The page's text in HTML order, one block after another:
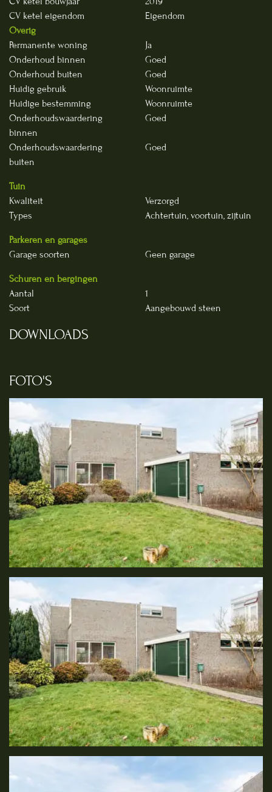
CV ketel eigendom
Eigendom
Overig
Permanente woning
Ja
Onderhoud binnen
Goed
Onderhoud buiten
Goed
Huidig gebruik
Woonruimte
Huidige bestemming
Woonruimte
Onderhoudswaardering
binnen
Goed
Onderhoudswaardering
buiten
Goed
Tuin
Kwaliteit
Verzorgd
Types
Achtertuin, voortuin, zijtuin
Parkeren en garages
Garage soorten
Geen garage
Schuren en bergingen
Aantal
1
Soort
Aangebouwd steen
DOWNLOADS
FOTO'S
Foto
overslaan